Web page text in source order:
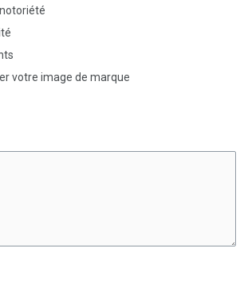
votre image de marque